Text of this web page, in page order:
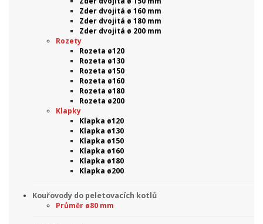
Zder dvojitá ø 160 mm
Zder dvojitá ø 180 mm
Zder dvojitá ø 200 mm
Rozety
Rozeta ø120
Rozeta ø130
Rozeta ø150
Rozeta ø160
Rozeta ø180
Rozeta ø200
Klapky
Klapka ø120
Klapka ø130
Klapka ø150
Klapka ø160
Klapka ø180
Klapka ø200
Kouřovody do peletovacích kotlů
Průměr ø80 mm